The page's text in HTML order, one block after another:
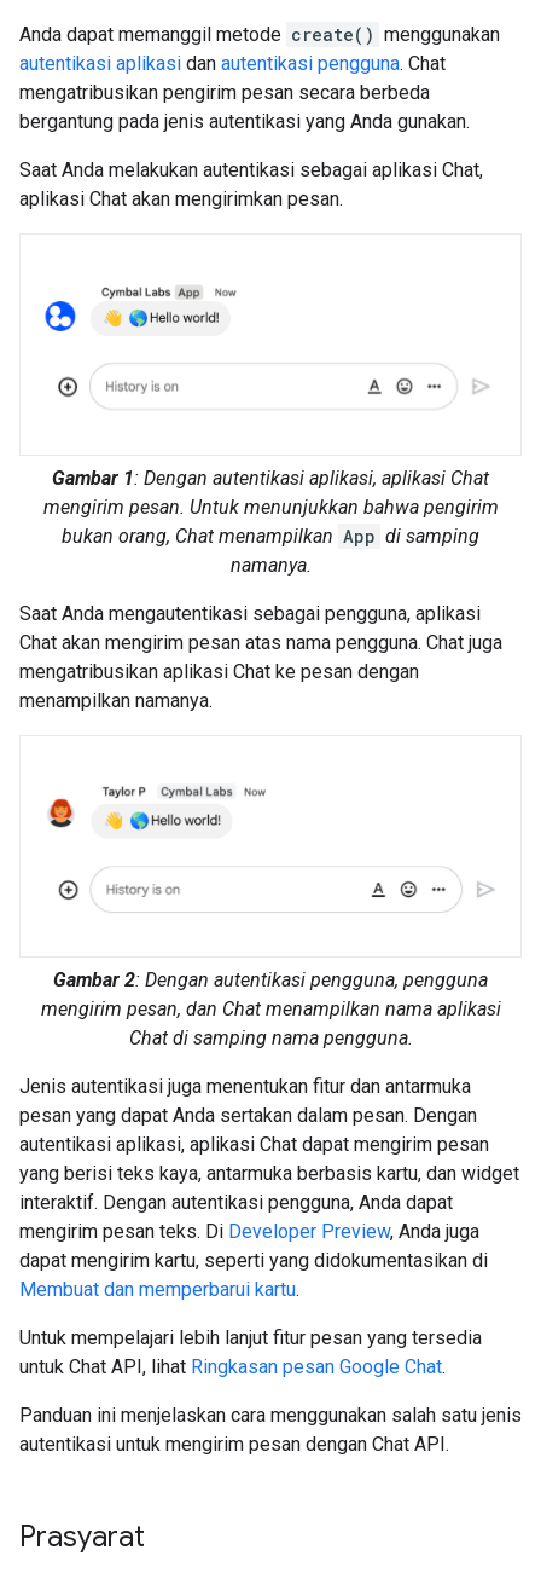
Anda dapat memanggil metode create() menggunakan
autentikasi aplikasi dan autentikasi pengguna. Chat
mengatribusikan pengirim pesan secara berbeda
bergantung pada jenis autentikasi yang Anda gunakan.
Saat Anda melakukan autentikasi sebagai aplikasi Chat,
aplikasi Chat akan mengirimkan pesan.
Gambar 1: Dengan autentikasi aplikasi, aplikasi Chat
mengirim pesan. Untuk menunjukkan bahwa pengirim
bukan orang, Chat menampilkan App di samping
namanya.
Saat Anda mengautentikasi sebagai pengguna, aplikasi
Chat akan mengirim pesan atas nama pengguna. Chat juga
mengatribusikan aplikasi Chat ke pesan dengan
menampilkan namanya.
Gambar 2: Dengan autentikasi pengguna, pengguna
mengirim pesan, dan Chat menampilkan nama aplikasi
Chat di samping nama pengguna.
Jenis autentikasi juga menentukan fitur dan antarmuka
pesan yang dapat Anda sertakan dalam pesan. Dengan
autentikasi aplikasi, aplikasi Chat dapat mengirim pesan
yang berisi teks kaya, antarmuka berbasis kartu, dan widget
interaktif. Dengan autentikasi pengguna, Anda dapat
mengirim pesan teks. Di Developer Preview, Anda juga
dapat mengirim kartu, seperti yang didokumentasikan di
Membuat dan memperbarui kartu.
Untuk mempelajari lebih lanjut fitur pesan yang tersedia
untuk Chat API, lihat Ringkasan pesan Google Chat.
Panduan ini menjelaskan cara menggunakan salah satu jenis
autentikasi untuk mengirim pesan dengan Chat API.
Prasyarat